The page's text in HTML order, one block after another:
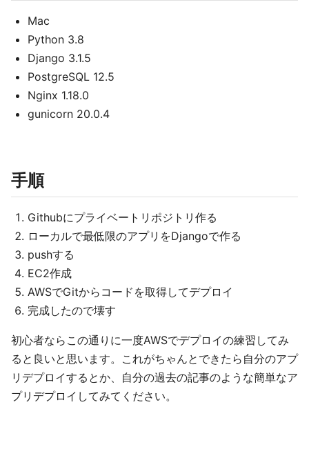
Mac
Python 3.8
Django 3.1.5
PostgreSQL 12.5
Nginx 1.18.0
gunicorn 20.0.4
手順
Githubにプライベートリポジトリ作る
ローカルで最低限のアプリをDjangoで作る
pushする
EC2作成
AWSでGitからコードを取得してデプロイ
完成したので壊す
初心者ならこの通りに一度AWSでデプロイの練習してみ
ると良いと思います。これがちゃんとできたら自分のアプ
リデプロイするとか、自分の過去の記事のような簡単なア
プリデプロイしてみてください。